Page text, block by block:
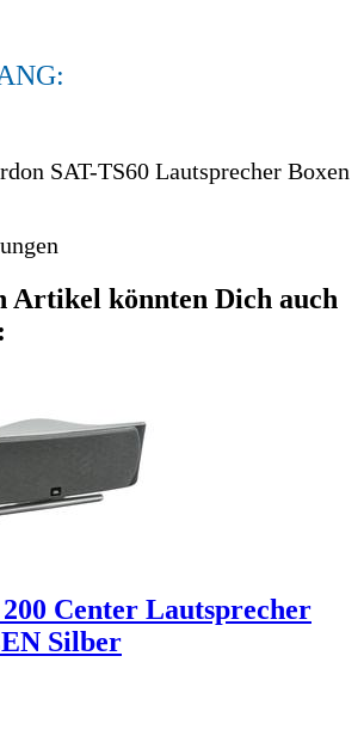
SAT-TS60 Lautsprecher Boxen
Artikel könnten Dich auch
Center Lautsprecher
Silber